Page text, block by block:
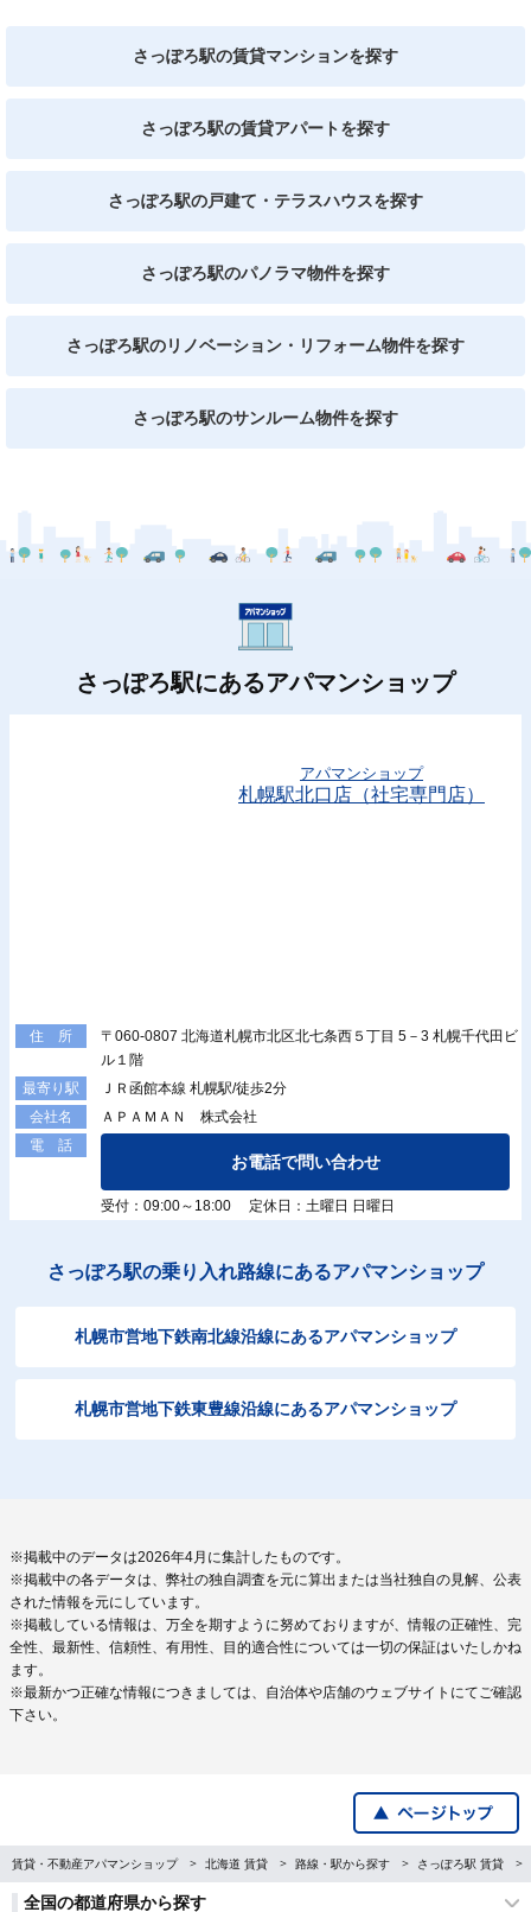
さっぽろ駅の賃貸マンションを探す
さっぽろ駅の賃貸アパートを探す
さっぽろ駅の戸建て・テラスハウスを探す
さっぽろ駅のパノラマ物件を探す
さっぽろ駅のリノベーション・リフォーム物件を探す
さっぽろ駅のサンルーム物件を探す
さっぽろ駅にあるアパマンショップ
アパマンショップ
札幌駅北口店（社宅専門店）
住 所
〒060-0807 北海道札幌市北区北七条西５丁目 5－3 札幌千代田ビ
ル１階
最寄り駅
ＪＲ函館本線 札幌駅/徒歩2分
会社名
ＡＰＡＭＡＮ 株式会社
電 話
お電話で問い合わせ
受付：09:00～18:00 定休日：土曜日 日曜日
さっぽろ駅の乗り入れ路線にあるアパマンショップ
札幌市営地下鉄南北線沿線にあるアパマンショップ
札幌市営地下鉄東豊線沿線にあるアパマンショップ
※掲載中のデータは2026年4月に集計したものです。
※掲載中の各データは、弊社の独自調査を元に算出または当社独自の見解、公表
された情報を元にしています。
※掲載している情報は、万全を期すように努めておりますが、情報の正確性、完
全性、最新性、信頼性、有用性、目的適合性については一切の保証はいたしかね
ます。
※最新かつ正確な情報につきましては、自治体や店舗のウェブサイトにてご確認
下さい。
賃貸・不動産アパマンショップ 北海道 賃貸 路線・駅から探す さっぽろ駅 賃貸
全国の都道府県から探す